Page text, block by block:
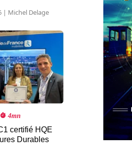
| Michel Delage
4mn
certifié HQE
Durables